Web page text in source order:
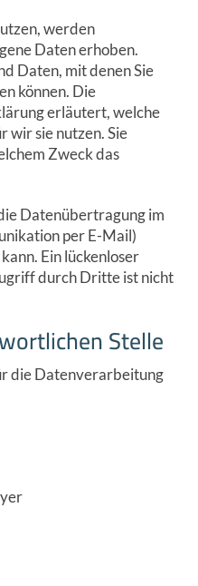
werden
Daten erhoben.
Daten, mit denen Sie
können. Die
erläutert, welche
wir sie nutzen. Sie
Zweck das
Datenübertragung im
per E-Mail)
Ein lückenloser
durch Dritte ist nicht
Stelle
die Datenverarbeitung